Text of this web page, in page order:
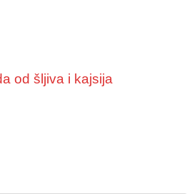
od šljiva i kajsija